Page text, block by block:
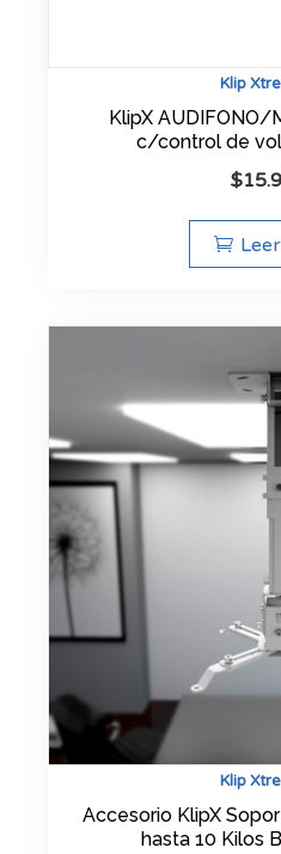
Klip
KlipX AUDIFONO/
c/control de
$
Klip
Accesorio KlipX
hasta 10 Kilos